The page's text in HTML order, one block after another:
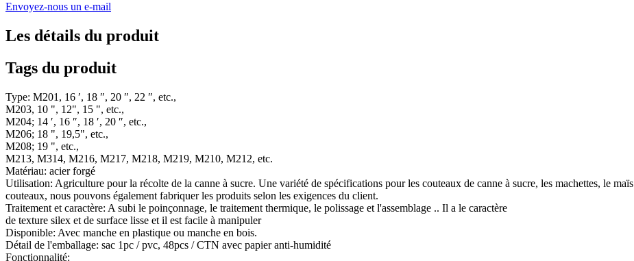
Envoyez-nous un e-mail
Les détails du produit
Tags du produit
Type: M201, 16 ′, 18 ″, 20 ″, 22 ″, etc.,
M203, 10 ", 12", 15 ", etc.,
M204; 14 ′, 16 ″, 18 ′, 20 ″, etc.,
M206; 18 ", 19,5", etc.,
M208; 19 ", etc.,
M213, M314, M216, M217, M218, M219, M210, M212, etc.
Matériau: acier forgé
Utilisation: Agriculture pour la récolte de la canne à sucre. Une variété de spécifications pour les couteaux de canne à sucre, les machettes, le maïs
couteaux, nous pouvons également fabriquer les produits selon les exigences du client.
Traitement et caractère: A subi le poinçonnage, le traitement thermique, le polissage et l'assemblage .. Il a le caractère
de texture silex et de surface lisse et il est facile à manipuler
Disponible: Avec manche en plastique ou manche en bois.
Détail de l'emballage: sac 1pc / pvc, 48pcs / CTN avec papier anti-humidité
Fonctionnalité: